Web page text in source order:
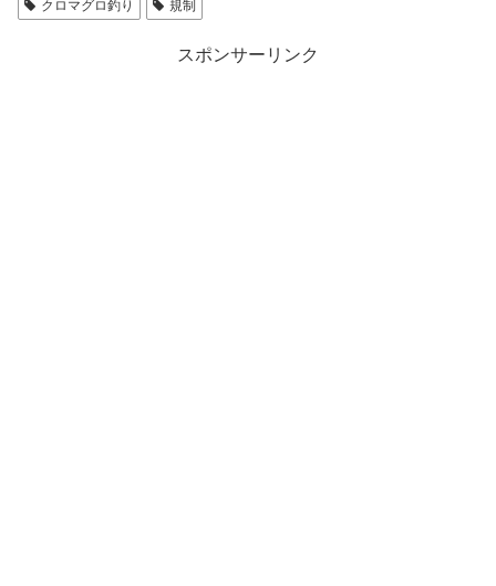
クロマグロ釣り
規制
スポンサーリンク